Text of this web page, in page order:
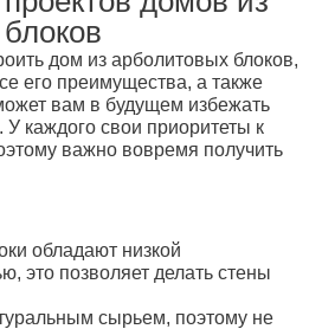
дом из арболитовых блоков,
его преимущества, а также
вам в будущем избежать
каждого свои приоритеты к
важно вовремя получить
обладают низкой
это позволяет делать стены
сырьем, поэтому не